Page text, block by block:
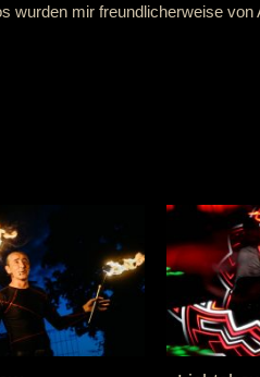
wurden mir freundlicherweise von